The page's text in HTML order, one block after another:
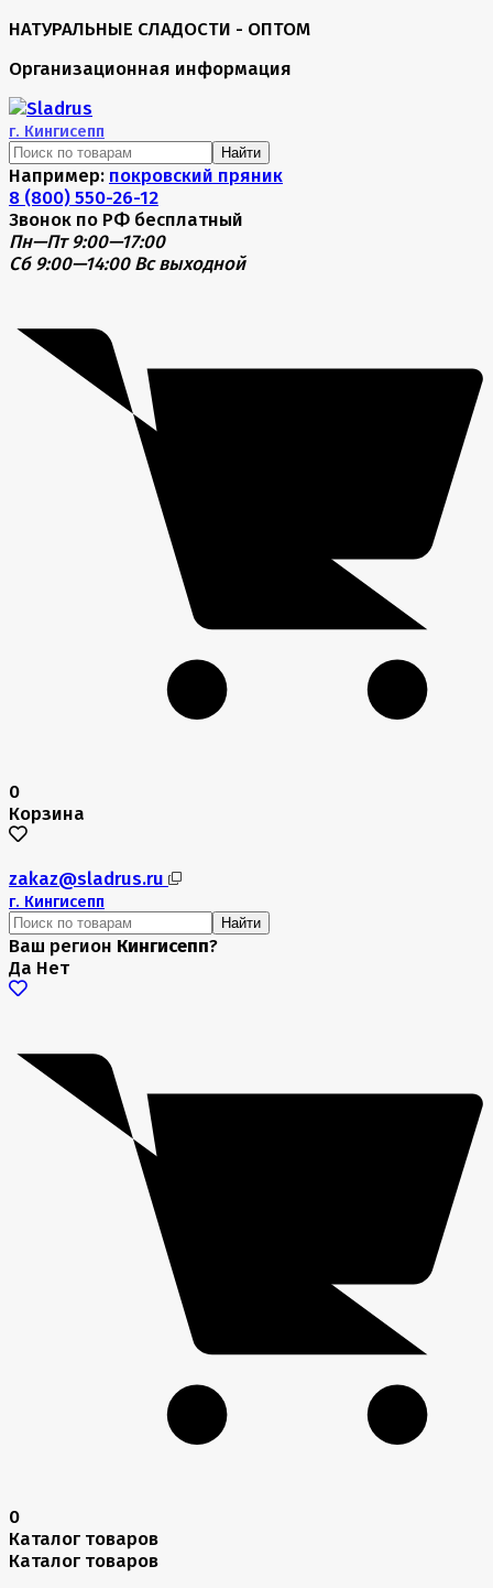
НАТУРАЛЬНЫЕ СЛАДОСТИ - ОПТОМ
Организационная информация
г. Кингисепп
Найти
Например: покровский пряник
8 (800) 550-26-12
Звонок по РФ бесплатный
Пн—Пт 9:00—17:00
Сб 9:00—14:00 Вс выходной
0
Корзина
zakaz@sladrus.ru
г. Кингисепп
Найти
Ваш регион Кингисепп?
Да Нет
0
Каталог товаров
Каталог товаров